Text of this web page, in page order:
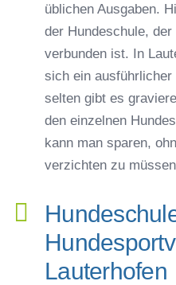
üblichen Ausgaben.
der Hundeschule,
verbunden ist. In
sich ein
selten gibt es
den einzelnen
kann man sparen,
verzichten zu
Lauterhofen